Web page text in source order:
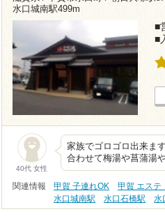
水口城南駅499m
■
■
40代 女性
家族でゴロゴロ出来ま
合わせて梅湯や菖蒲湯
関連情報 甲賀 子連れOK 甲賀 エステ
水口城南駅
水口石橋駅 水